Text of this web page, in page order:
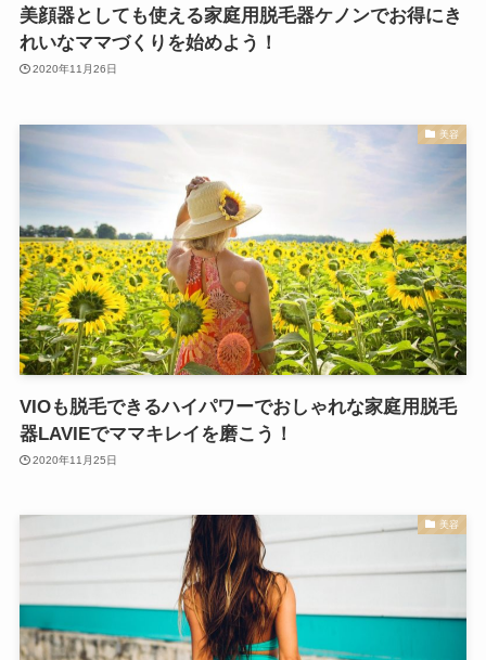
美顔器としても使える家庭用脱毛器ケノンでお得にき
れいなママづくりを始めよう！
2020年11月26日
美容
VIOも脱毛できるハイパワーでおしゃれな家庭用脱毛
器LAVIEでママキレイを磨こう！
2020年11月25日
美容